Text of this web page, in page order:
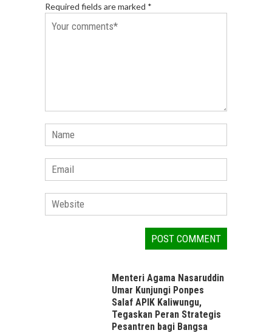
Required fields are marked *
Menteri Agama Nasaruddin
Umar Kunjungi Ponpes
Salaf APIK Kaliwungu,
Tegaskan Peran Strategis
Pesantren bagi Bangsa